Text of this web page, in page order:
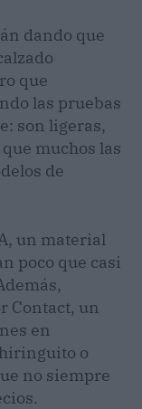
dando que
que
las pruebas
son ligeras,
muchos las
de
un material
poco que casi
Contact, un
en
o
no siempre